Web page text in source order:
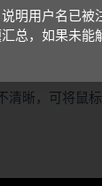
晰，可将鼠
明用户名已被
总，如果未能